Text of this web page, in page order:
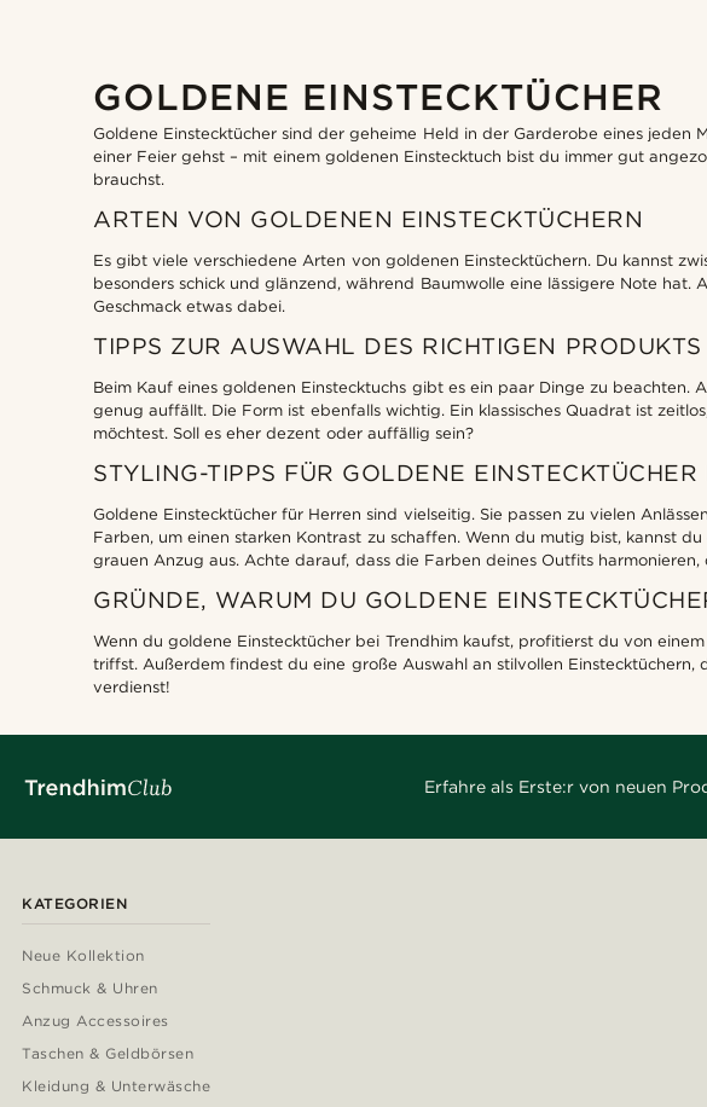
GOLDENE EINSTECKTÜCHER
Goldene Einstecktücher sind der geheime Held in der Garderobe eines
einer Feier gehst – mit einem goldenen Einstecktuch bist du immer gut
brauchst.
ARTEN VON GOLDENEN EINSTECKTÜCHERN
Es gibt viele verschiedene Arten von goldenen Einstecktüchern. Du kannst
besonders schick und glänzend, während Baumwolle eine lässigere Note
Geschmack etwas dabei.
TIPPS ZUR AUSWAHL DES RICHTIGEN PRODUKTS
Beim Kauf eines goldenen Einstecktuchs gibt es ein paar Dinge zu beachten.
genug auffällt. Die Form ist ebenfalls wichtig. Ein klassisches Quadrat ist
möchtest. Soll es eher dezent oder auffällig sein?
STYLING-TIPPS FÜR GOLDENE EINSTECKTÜCHER
Goldene Einstecktücher für Herren sind vielseitig. Sie passen zu vielen
Farben, um einen starken Kontrast zu schaffen. Wenn du mutig bist, kannst
grauen Anzug aus. Achte darauf, dass die Farben deines Outfits
GRÜNDE, WARUM DU GOLDENE
Wenn du goldene Einstecktücher bei Trendhim kaufst, profitierst du von
triffst. Außerdem findest du eine große Auswahl an stilvollen Einstecktüchern,
verdienst!
Erfahre als Erste:r von neuen
KATEGORIEN
Neue Kollektion
Schmuck & Uhren
Anzug Accessoires
Taschen & Geldbörsen
Kleidung & Unterwäsche